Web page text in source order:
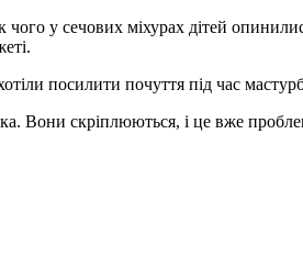
у сечових міхурах дітей
посилити почуття під час
Вони скріплюються, і це вже